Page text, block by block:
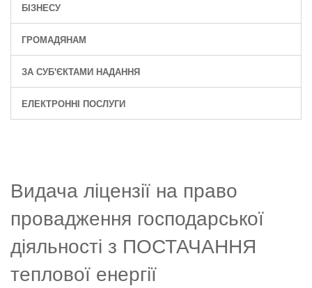
БІЗНЕСУ
ГРОМАДЯНАМ
ЗА СУБ'ЄКТАМИ НАДАННЯ
ЕЛЕКТРОННІ ПОСЛУГИ
Видача ліцензії на право
провадження господарської
діяльності з ПОСТАЧАННЯ
теплової енергії